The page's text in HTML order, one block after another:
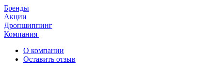
Бренды
Акции
Дропшиппинг
Компания
О компании
Оставить отзыв